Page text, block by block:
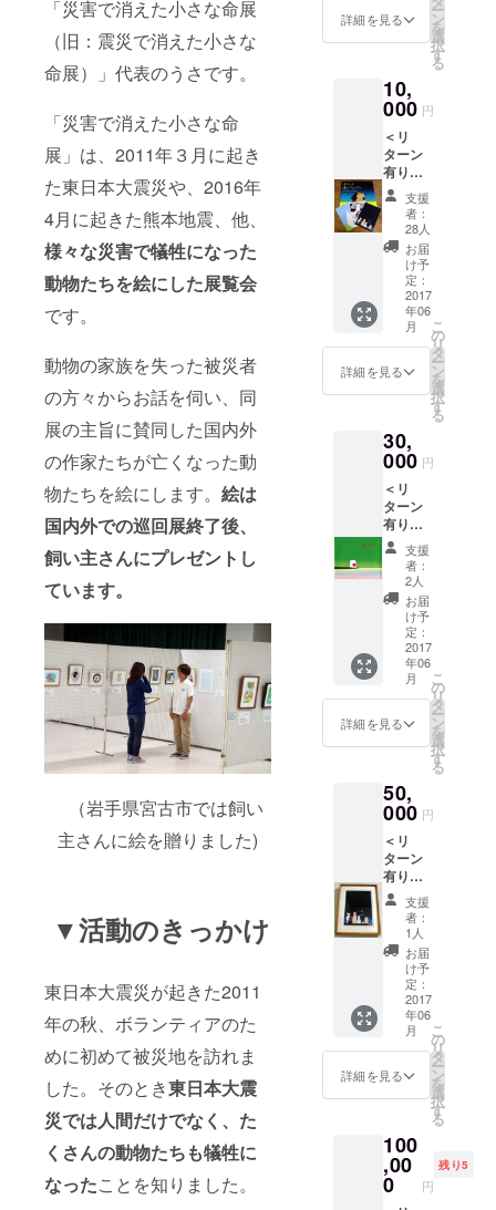
「災害で消えた小さな命展
（旧：震災で消えた小さな
命展）」代表のうさです。
「災害で消えた小さな命
展」は、2011年３月に起き
た東日本大震災や、2016年
4月に起きた熊本地震、他、
様々な災害で犠牲になった
動物たちを絵にした展覧会
です。
動物の家族を失った被災者
の方々からお話を伺い、同
展の主旨に賛同した国内外
の作家たちが亡くなった動
物たちを絵にします。 絵は
国内外での巡回展終了後、
飼い主さんにプレゼントし
ています。
（岩手県宮古市では飼い
主さんに絵を贈りました)
▼活動のきっかけ
東日本大震災が起きた2011
年の秋、ボランティアのた
めに初めて被災地を訪れま
した。そのとき東日本大震
災では人間だけでなく、た
くさんの動物たちも犠牲に
なったことを知りました。
リティー絵
画展「震災
さな命展」
の開催を決
意。日本各
地・海外で
開催。
現在も同展
のために奔
走するかた
わら、講演
を通して
ペット同伴
性を訴えて
2014 年には
同展のエピ
とにした絵
本『ぼくは
海になっ
た』（くも
ん出版）を
トはこ
ちらで
決めさ
きま
す。 写
真はう
さポス
トカー
ドの一
例で
す。
詳細を見る ー
ン
を
選
択
す
る
10,
000 円
＜リ
ターン
有り＞
・お礼
状 ・ポ
スト
カード
２枚
セット
（うさ
イラス
ト） ※
ポスト
カード
のイラ
ストは
で決め
させて
頂きま
す。 ・
イング
リッ
ド・フ
ジコ・
ヘミン
グさん
イラス
トポス
トカー
ド１枚
（災害
で消え
た小さ
サイン
入り絵
本「ぼ
くは海
になっ
た」
（作・
絵 う
さ）１
冊
支援
者：
28人
お届
け予
定：
2017
年06
月
詳細を見る
こ
の
リ
タ
ー
ン
を
選
択
す
る
30,
000 円
＜リ
ターン
有り＞
・お礼
状 ・ポ
スト
カード
２枚
セット
（うさ
イラス
ト） ※
ポスト
カード
のイラ
ストは
で決め
させて
頂きま
す。 ・
イング
リッ
ド・フ
ジコ・
ヘミン
グさん
イラス
トポス
トカー
ド１枚
（災害
で消え
た小さ
サイン
入り絵
本「ぼ
くは海
支援
者：
2人
お届
け予
定：
2017
年06
月
詳細を見る
こ
の
リ
タ
ー
ン
を
選
択
す
る
50,
000 円
＜リ
ターン
有り＞
・お礼
状 ・う
さサイ
ン入り
絵本
「ぼく
は海に
なっ
た」
（作・
絵 う
さ）１
冊 ・
星空を
見た
夜」
（絵：
支援
者：
1人
お届
け予
定：
2017
年06
月
詳細を見る
こ
の
リ
タ
ー
ン
を
選
択
す
る
100
,00
0 円
残り5